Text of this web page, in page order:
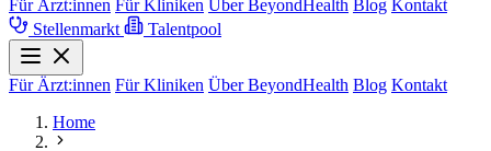
Für Ärzt:innen Für Kliniken Über BeyondHealth Blog Kontakt
Stellenmarkt
Talentpool
Für Ärzt:innen Für Kliniken Über BeyondHealth Blog Kontakt
Home